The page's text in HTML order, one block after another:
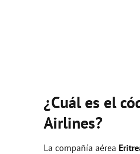
¿Cuál es el
Airlines?
La compañía aérea